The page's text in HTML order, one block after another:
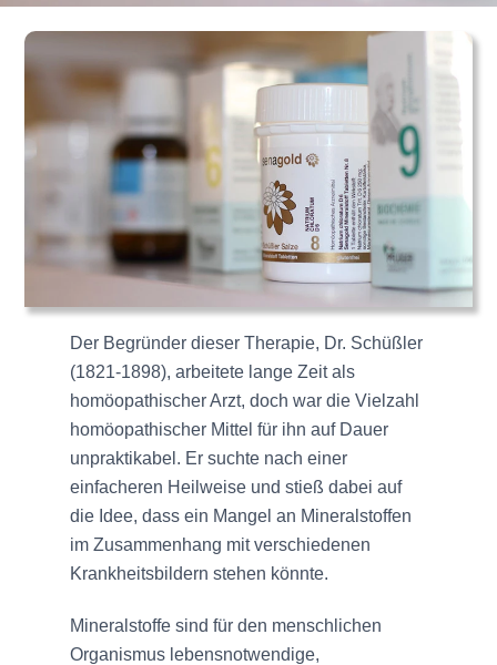
Der Begründer dieser Therapie, Dr. Schüßler
(1821-1898), arbeitete lange Zeit als
homöopathischer Arzt, doch war die Vielzahl
homöopathischer Mittel für ihn auf Dauer
unpraktikabel. Er suchte nach einer
einfacheren Heilweise und stieß dabei auf
die Idee, dass ein Mangel an Mineralstoffen
im Zusammenhang mit verschiedenen
Krankheitsbildern stehen könnte.
Mineralstoffe sind für den menschlichen
Organismus lebensnotwendige,